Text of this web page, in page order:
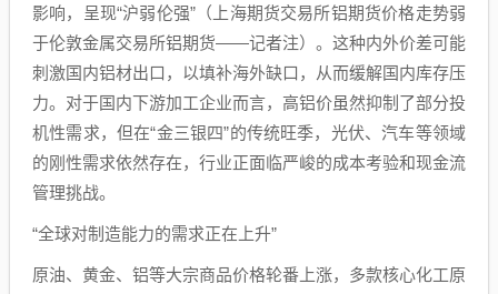
影响，呈现“沪弱伦强”（上海期货交易所铝期货价格走势弱
于伦敦金属交易所铝期货——记者注）。这种内外价差可能
刺激国内铝材出口，以填补海外缺口，从而缓解国内库存压
力。对于国内下游加工企业而言，高铝价虽然抑制了部分投
机性需求，但在“金三银四”的传统旺季，光伏、汽车等领域
的刚性需求依然存在，行业正面临严峻的成本考验和现金流
管理挑战。
“全球对制造能力的需求正在上升”
原油、黄金、铝等大宗商品价格轮番上涨，多款核心化工原